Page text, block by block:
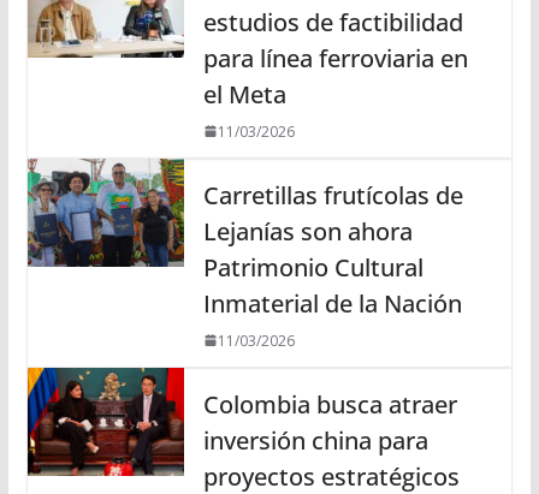
estudios de factibilidad
para línea ferroviaria en
el Meta
11/03/2026
Carretillas frutícolas de
Lejanías son ahora
Patrimonio Cultural
Inmaterial de la Nación
11/03/2026
Colombia busca atraer
inversión china para
proyectos estratégicos